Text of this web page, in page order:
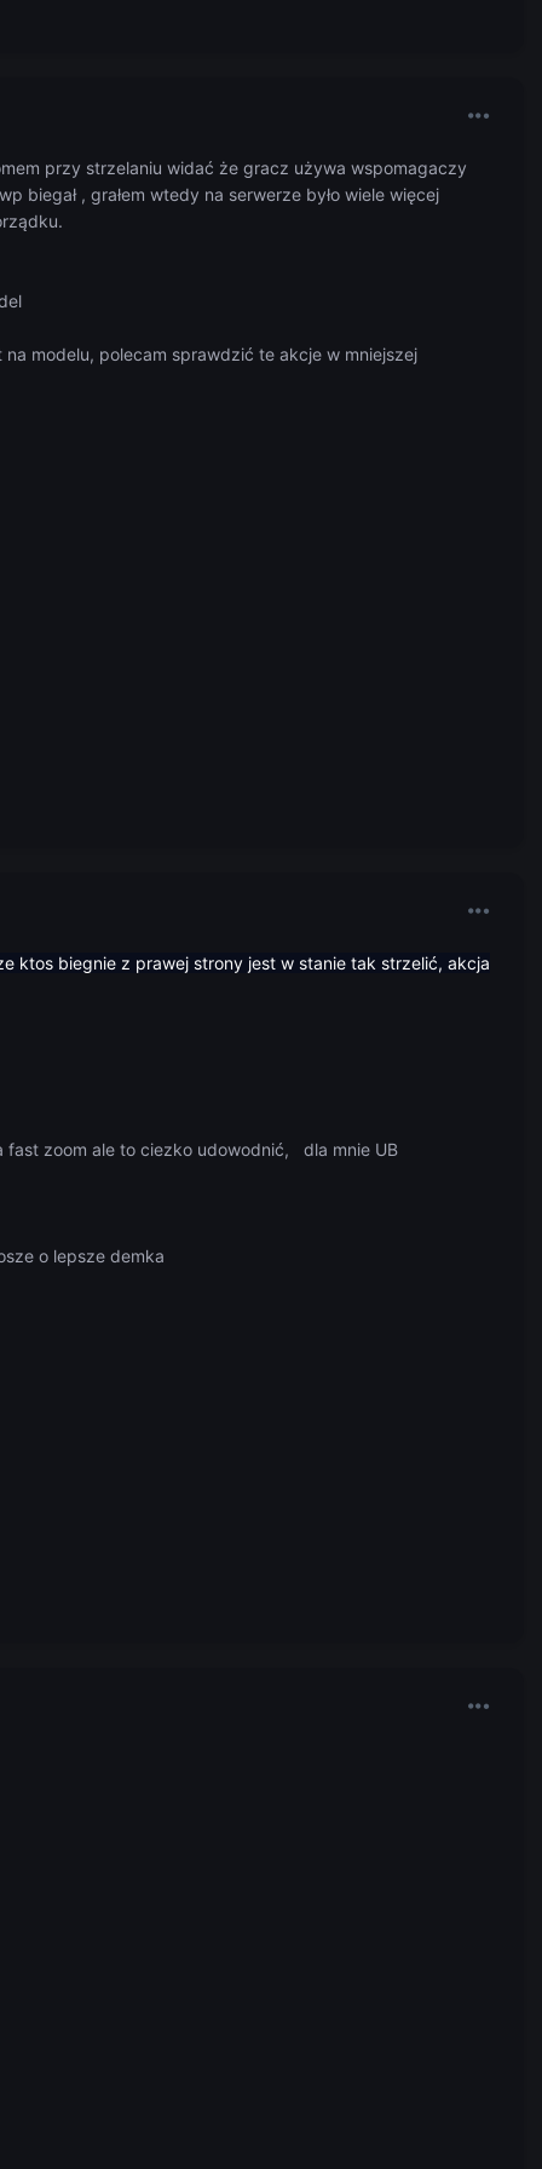
przy strzelaniu widać że gracz używa wspomagaczy
biegał , grałem wtedy na serwerze było wiele więcej
modelu, polecam sprawdzić te akcje w mniejszej
biegnie z prawej strony jest w stanie tak strzelić, akcja
fast zoom ale to ciezko udowodnić, dla mnie UB
o lepsze demka